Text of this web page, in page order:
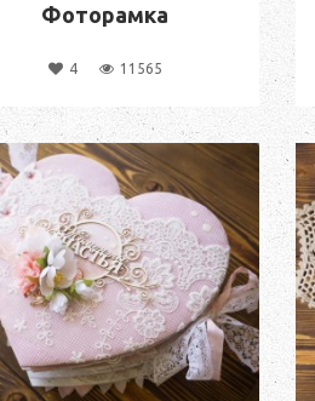
Фоторамка
4 11565